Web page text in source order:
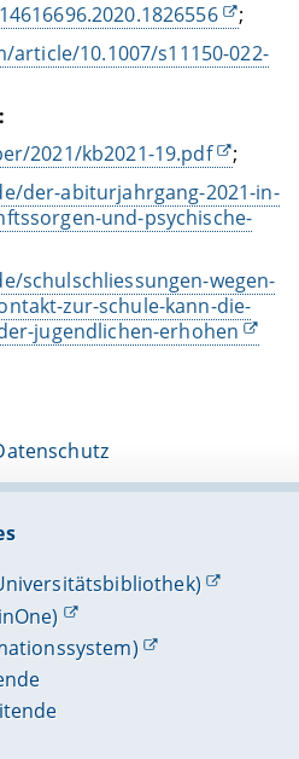
;
10.1007/s11150-022-
2021/kb2021-19.pdf
;
der-abiturjahrgang-2021-in-
und-psychische-
schulschliessungen-wegen-
zur-schule-kann-die-
jugendlichen-erhohen